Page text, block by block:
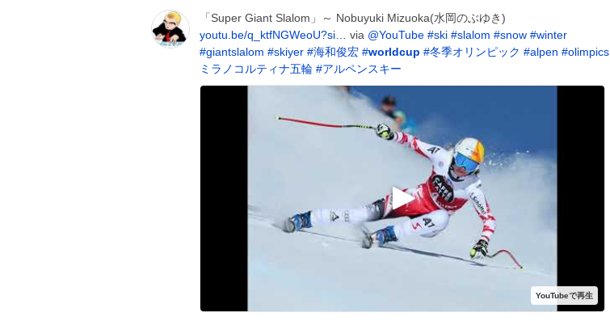
「Super Giant Slalom」～ Nobuyuki Mizuoka(水岡のぶゆき)
youtu.be/q_ktfNGWeoU?si…
via @YouTube #ski #slalom #snow #winter
#giantslalom #skiyer #海和俊宏 #worldcup #冬季オリンピック #alpen #olimpics
ミラノコルティナ五輪 #アルペンスキー